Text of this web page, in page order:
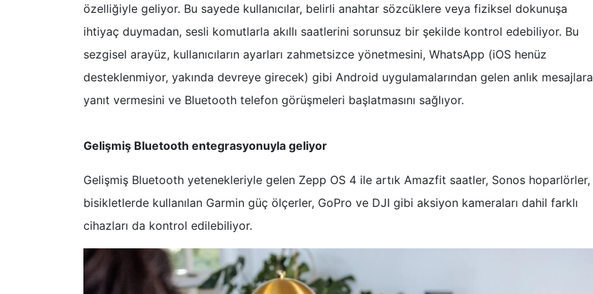
özelliğiyle geliyor. Bu sayede kullanıcılar, belirli anahtar sözcüklere veya fiziksel dokunuşa
ihtiyaç duymadan, sesli komutlarla akıllı saatlerini sorunsuz bir şekilde kontrol edebiliyor. Bu
sezgisel arayüz, kullanıcıların ayarları zahmetsizce yönetmesini, WhatsApp (iOS henüz
desteklenmiyor, yakında devreye girecek) gibi Android uygulamalarından gelen anlık mesajlara
yanıt vermesini ve Bluetooth telefon görüşmeleri başlatmasını sağlıyor.
Gelişmiş Bluetooth entegrasyonuyla geliyor
Gelişmiş Bluetooth yetenekleriyle gelen Zepp OS 4 ile artık Amazfit saatler, Sonos hoparlörler,
bisikletlerde kullanılan Garmin güç ölçerler, GoPro ve DJI gibi aksiyon kameraları dahil farklı
cihazları da kontrol edilebiliyor.